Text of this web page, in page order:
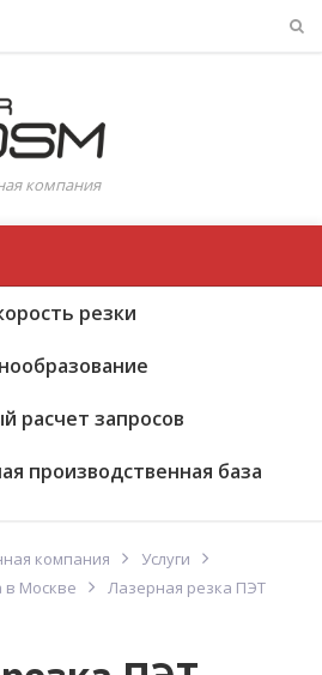
компания
резки
расчет запросов
производственная база
компания
Услуги
в Москве
Лазерная резка ПЭТ